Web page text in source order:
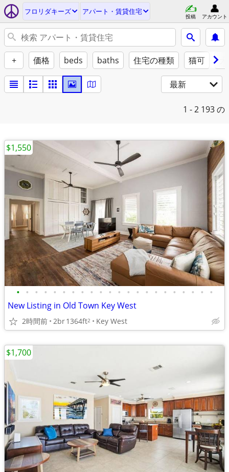
フロリダキーズ アパート・賃貸住宅
投稿 アカウント
+ 価格 beds baths 住宅の種類 猫可
最新
1 - 2 193 の
• • • • • • • • • • • • • • • • • • • • • •
New Listing in Old Town Key West
2時間前 2br1364ft2 Key West
$1,550
$1,700